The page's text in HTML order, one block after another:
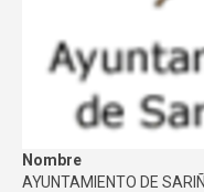
Nombre
AYUNTAMIENTO DE